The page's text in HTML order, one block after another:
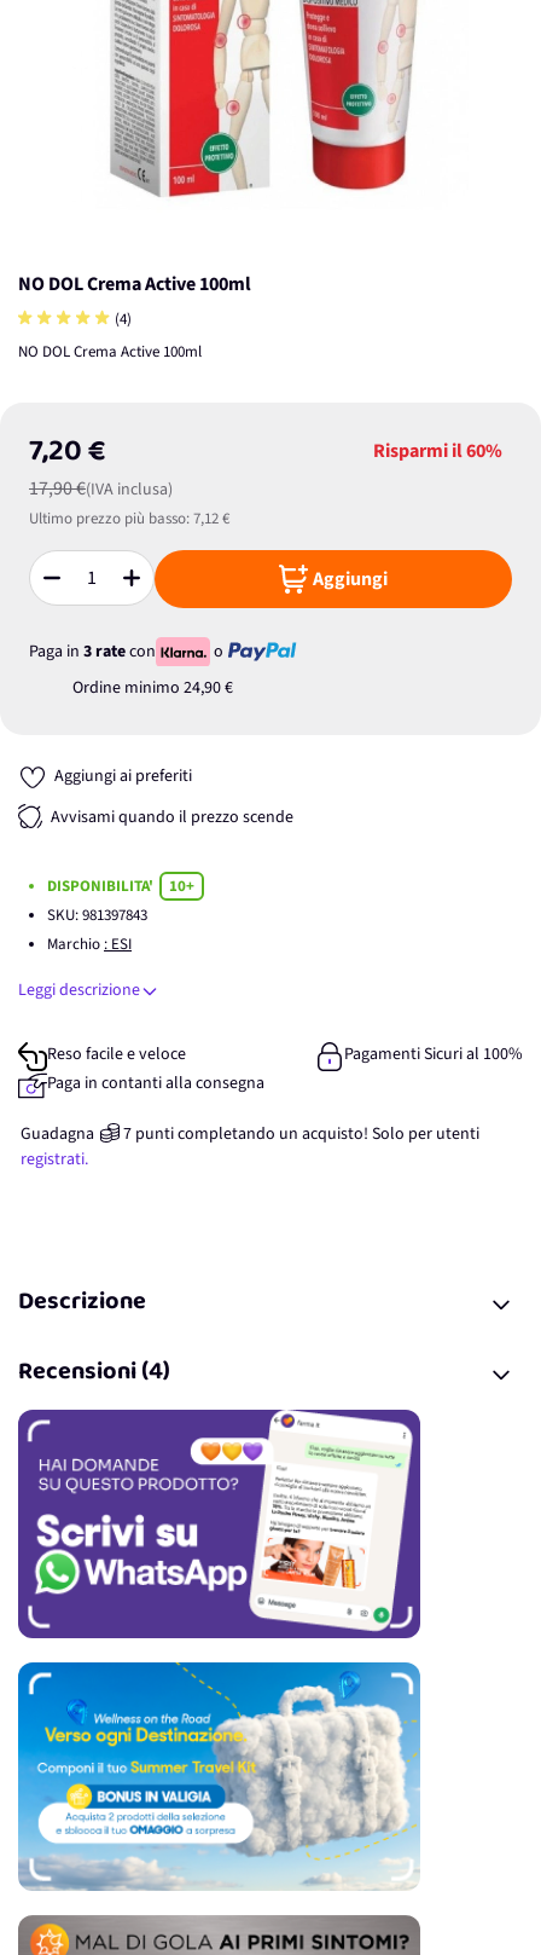
NO DOL Crema Active 100ml
(4)
NO DOL Crema Active 100ml
7,20 €
17,90 €(IVA inclusa)
Risparmi il60%
Ultimo prezzo più basso:7,12 €
Quantità Aggiungi
Paga in 3 ratecon
o
Ordine minimo 24,90 €
Aggiungi ai preferiti
Avvisami quando il prezzo scende
DISPONIBILITA'
10+
SKU:981397843
Marchio : ESI
Leggi descrizione
Reso facile e veloce
Pagamenti Sicuri al 100%
Paga in contanti alla consegna
Guadagna 7 punticompletando un acquisto! Solo per utenti
registrati.
Descrizione
Recensioni (4)